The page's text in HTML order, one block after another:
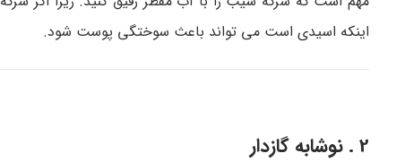
اینکه اسیدی است می تواند باعث سوختگی پوست شود.
2 . نوشابه گازدار